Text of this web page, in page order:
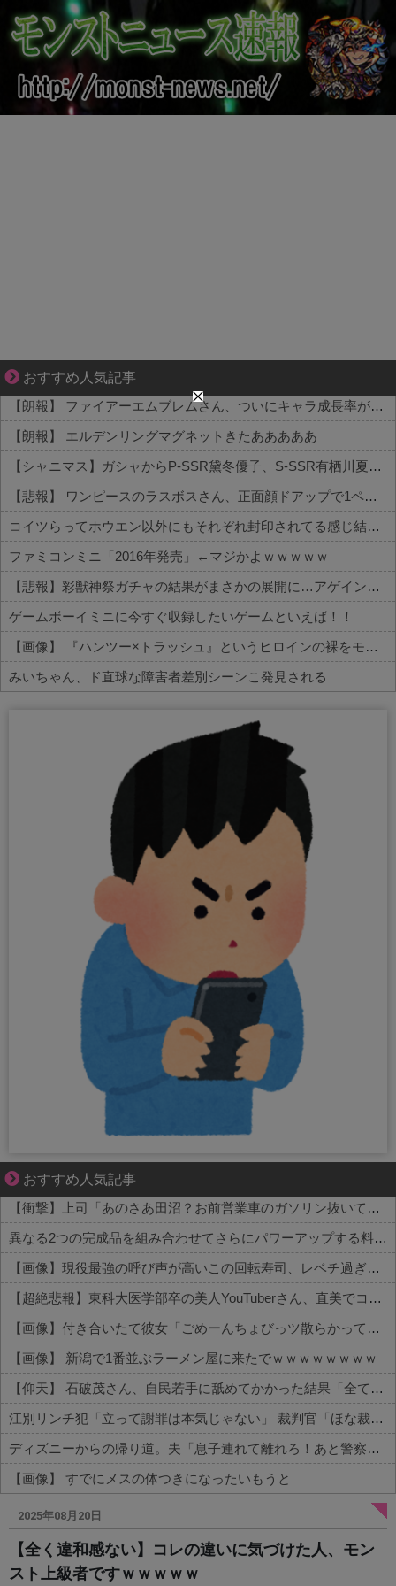
おすすめ人気記事
不器用な二人が辿り着いた、切なく温かい恋物語
【朗報】 ファイアーエムブレムさん、ついにキャラ成長率がゲーム内で見れるようになる
【朗報】 エルデンリングマグネットきたあああああ
【シャニマス】ガシャからP-SSR黛冬優子、S-SSR有栖川夏葉が登場！イベントS-SR福丸小糸！
【悲報】 ワンピースのラスボスさん、正面顔ドアップで1ページ内３コマを埋めてしまうｗｗｗｗｗｗｗ
コイツらってホウエン以外にもそれぞれ封印されてる感じ結構量産されてたのかな
ファミコンミニ「2016年発売」←マジかよｗｗｗｗｗ
【悲報】彩獣神祭ガチャの結果がまさかの展開に…アゲインでリベンジなるか
ゲームボーイミニに今すぐ収録したいゲームといえば！！
【画像】 『ハンツー×トラッシュ』というヒロインの裸をモブキャラに見られまくる漫画
みいちゃん、ド直球な障害者差別シーンこ発見される
おすすめ人気記事
大変だけど幸せ。等身大の子育て物語。
【衝撃】上司「あのさあ田沼？お前営業車のガソリン抜いてない？」俺「はぁ？どういうことすか？」上司「自分の車に入れ替えたりしてない？？」←これw w w w w w
異なる2つの完成品を組み合わせてさらにパワーアップする料理「カツカレー」以外にない
【画像】現役最強の呼び声が高いこの回転寿司、レベチ過ぎる→ご覧くださいw w w w w w w
【超絶悲報】東科大医学部卒の美人YouTuberさん、直美でコメント欄が炎上してしまう…
【画像】付き合いたて彼女「ごめーんちょびっツ散らかってるけど上がって～！」←お前らだったらコレ別れるか？？？？？
【画像】 新潟で1番並ぶラーメン屋に来たでｗｗｗｗｗｗｗｗ
【仰天】 石破茂さん、自民若手に舐めてかかった結果「全てを失うｗｗｗｗｗ」
江別リンチ犯「立って謝罪は本気じゃない」 裁判官「ほな裁判で土下座してないキミは本気じゃないな」
ディズニーからの帰り道。夫「息子連れて離れろ！あと警察に通報！」私「助けて！」駅員「どうしました！？」→トンデモナイことに…
【画像】 すでにメスの体つきになったいもうと
Powered by livedoor 相互RSS
2025年08月20日
【全く違和感ない】コレの違いに気づけた人、モン
スト上級者ですｗｗｗｗｗ